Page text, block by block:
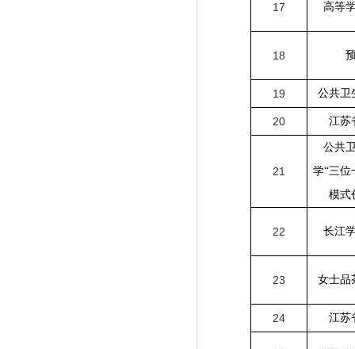
17 高等
18
19 公共卫
20 江苏
21
公共
学“三位
模式
22 长江
23 女士品
24 江苏